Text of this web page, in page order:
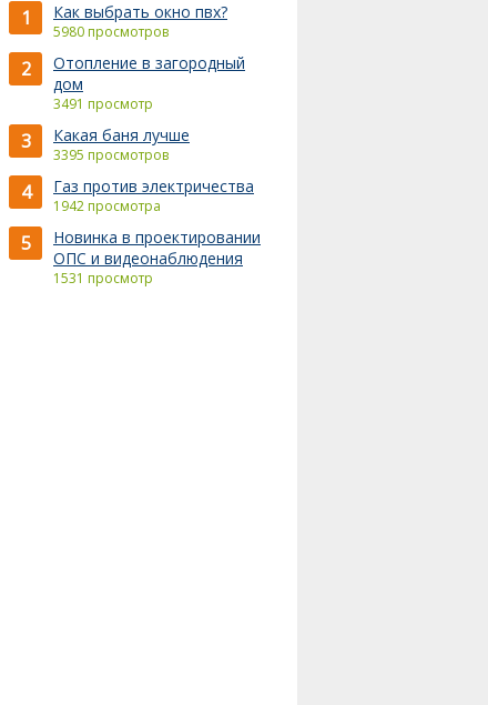
1 Как выбрать окно пвх?
5980 просмотров
2
Отопление в загородный
дом
3491 просмотр
3 Какая баня лучше
3395 просмотров
4 Газ против электричества
1942 просмотра
5
Новинка в проектировании
ОПС и видеонаблюдения
1531 просмотр